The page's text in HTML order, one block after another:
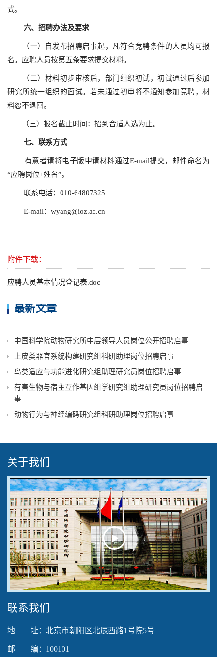
式。
六、招聘办法及要求
（一）自发布招聘启事起，凡符合竞聘条件的人员均可报
名。应聘人员按第五条要求提交材料。
（二）材料初步审核后，部门组织初试，初试通过后参加
研究所统一组织的面试。若未通过初审将不通知参加竞聘，材
料恕不退回。
（三）报名截止时间：招到合适人选为止。
七、 联系方式
有意者请将电子版申请材料通过E-mail提交，邮件命名为
“应聘岗位+姓名”。
联系电话：010-64807325
E-mail：wyang@ioz.ac.cn
附件下载：
应聘人员基本情况登记表.doc
最新文章
中国科学院动物研究所中层领导人员岗位公开招聘启事
上皮类器官系统构建研究组科研助理岗位招聘启事
鸟类适应与功能进化研究组助理研究员岗位招聘启事
有害生物与宿主互作基因组学研究组助理研究员岗位招聘启
事
动物行为与神经编码研究组科研助理岗位招聘启事
关于我们
Play
Video
联系我们
地 址：北京市朝阳区北辰西路1号院5号
邮 编：100101